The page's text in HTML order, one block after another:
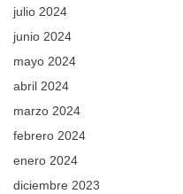
julio 2024
junio 2024
mayo 2024
abril 2024
marzo 2024
febrero 2024
enero 2024
diciembre 2023